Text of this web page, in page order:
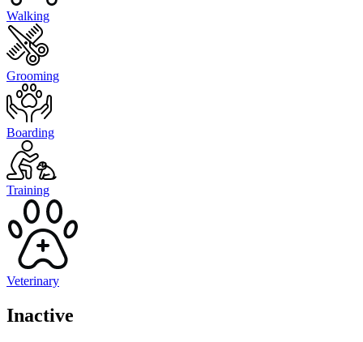
Walking
Grooming
Boarding
Training
Veterinary
Inactive